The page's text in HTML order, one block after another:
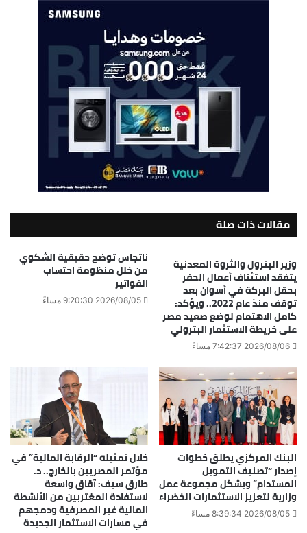
مقالات ذات صلة
وزير البترول والثروة المعدنية
يتفقد استئناف أعمال الحفر
بحقل البركة في أسوان بعد
توقف منذ عام 2022.. ويؤكد:
كامل الاهتمام لوضع صعيد مصر
على خريطة الاستثمار البترولي
2026/08/06 7:42:37 مساءً
ناتجاس توضح حقيقية الشكوي
من خلل منظومة احتساب
الفواتير
2026/08/05 9:20:30 مساءً
البنك المركزي يطلق خطوات
إصدار “تصنيف التمويل
المستدام” ويشكل مجموعة عمل
وزارية لتعزيز الاستثمارات الخضراء
2026/08/05 8:39:34 مساءً
خلال تمثيله “الرقابة المالية” في
مؤتمر المصريين بالخارج.. د.
طارق سيف: آقاق واسعة
لاستفادة المغتربين من الأنشطة
المالية غير المصرفية ودمجهم
في مسارات الاستثمار الجديدة